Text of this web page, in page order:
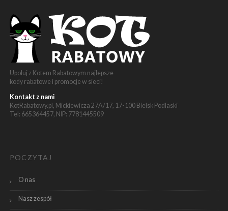
Upoluj z Kotem Rabatowym najlepsze
kody rabatowe i promocje w sieci!
Kontakt z nami
KotRabatowy.pl, Mickiewicza 27A/17, 17-100 Bielsk Podlaski
Tel: 665364457, NIP: 7781445509
POCZYTAJ
O nas
Nasz zespół